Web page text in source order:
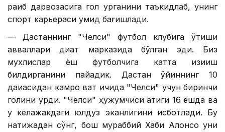
рақиб дарвозасига гол урганини таъкидлаб, унинг
спорт карьераси умид бағишлади.
— Дастаннинг "Челси" футбол клубига ўтиши
авваллари диққат марказида бўлган эди. Биз
мухлислар ёш футболчига катта қизиқиш
билдирганини пайқадик. Дастан ўйиннинг 10
дақиқасидан камроқ вақт ичида "Челси" учун биринчи
голини урди. "Челси" ҳужумчиси атиги 16 ёшда ва
у келажакдаги юлдуз эканлигини исботлади. Бу
натижадан сўнг, бош мураббий Хаби Алонсо уни